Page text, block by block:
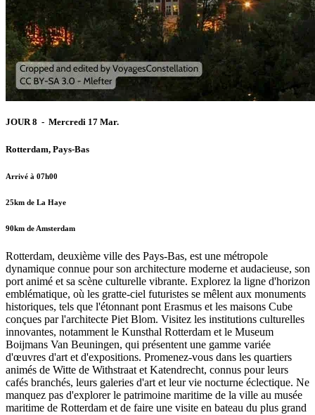
JOUR 8 - Mercredi 17 Mar.
Rotterdam, Pays-Bas
Arrivé à 07h00
25km de La Haye
90km de Amsterdam
Rotterdam, deuxième ville des Pays-Bas, est une métropole
dynamique connue pour son architecture moderne et audacieuse, son
port animé et sa scène culturelle vibrante. Explorez la ligne d'horizon
emblématique, où les gratte-ciel futuristes se mêlent aux monuments
historiques, tels que l'étonnant pont Erasmus et les maisons Cube
conçues par l'architecte Piet Blom. Visitez les institutions culturelles
innovantes, notamment le Kunsthal Rotterdam et le Museum
Boijmans Van Beuningen, qui présentent une gamme variée
d'œuvres d'art et d'expositions. Promenez-vous dans les quartiers
animés de Witte de Withstraat et Katendrecht, connus pour leurs
cafés branchés, leurs galeries d'art et leur vie nocturne éclectique. Ne
manquez pas d'explorer le patrimoine maritime de la ville au musée
maritime de Rotterdam et de faire une visite en bateau du plus grand